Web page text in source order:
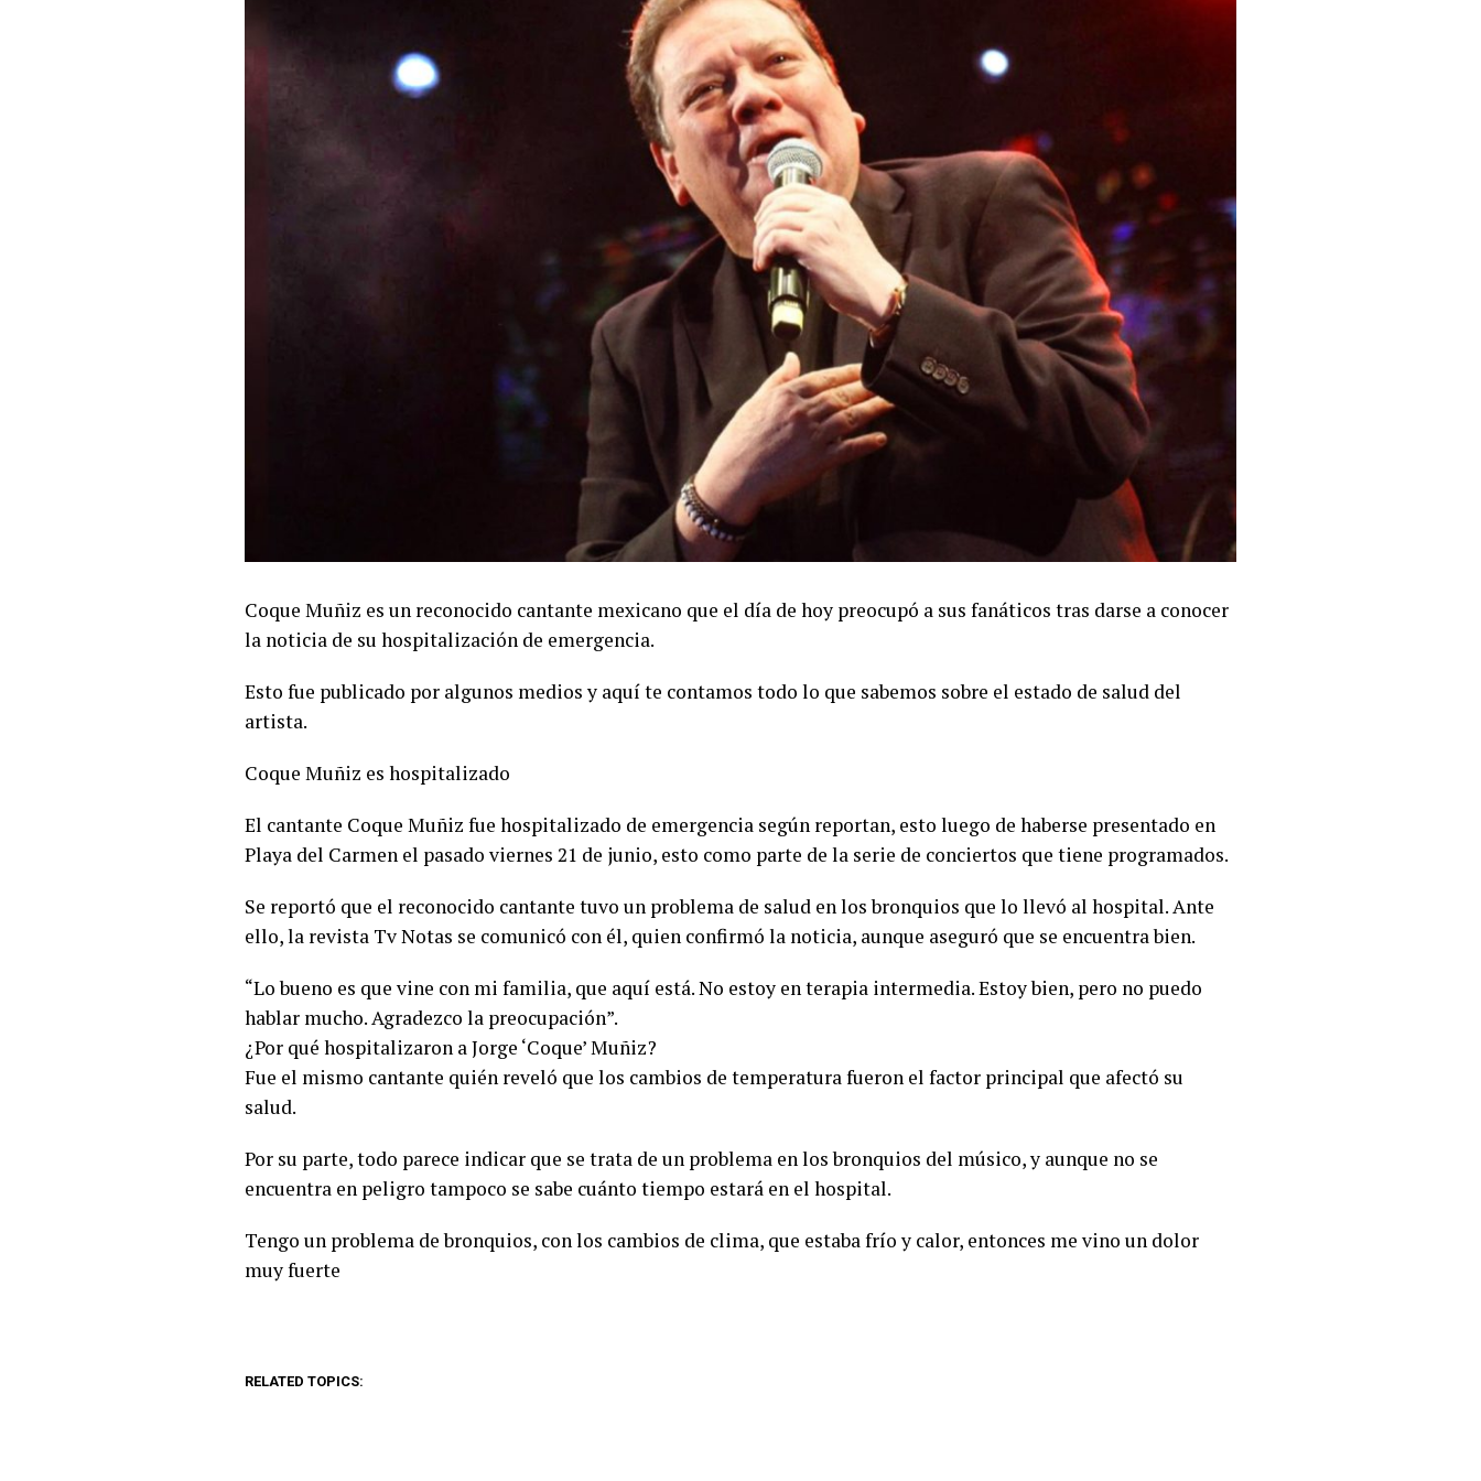
Coque Muñiz es un reconocido cantante mexicano que el día de hoy preocupó a sus fanáticos tras darse a conocer
la noticia de su hospitalización de emergencia.
Esto fue publicado por algunos medios y aquí te contamos todo lo que sabemos sobre el estado de salud del
artista.
Coque Muñiz es hospitalizado
El cantante Coque Muñiz fue hospitalizado de emergencia según reportan, esto luego de haberse presentado en
Playa del Carmen el pasado viernes 21 de junio, esto como parte de la serie de conciertos que tiene programados.
Se reportó que el reconocido cantante tuvo un problema de salud en los bronquios que lo llevó al hospital. Ante
ello, la revista Tv Notas se comunicó con él, quien confirmó la noticia, aunque aseguró que se encuentra bien.
“Lo bueno es que vine con mi familia, que aquí está. No estoy en terapia intermedia. Estoy bien, pero no puedo
hablar mucho. Agradezco la preocupación”.
¿Por qué hospitalizaron a Jorge ‘Coque’ Muñiz?
Fue el mismo cantante quién reveló que los cambios de temperatura fueron el factor principal que afectó su
salud.
Por su parte, todo parece indicar que se trata de un problema en los bronquios del músico, y aunque no se
encuentra en peligro tampoco se sabe cuánto tiempo estará en el hospital.
Tengo un problema de bronquios, con los cambios de clima, que estaba frío y calor, entonces me vino un dolor
muy fuerte
RELATED TOPICS: